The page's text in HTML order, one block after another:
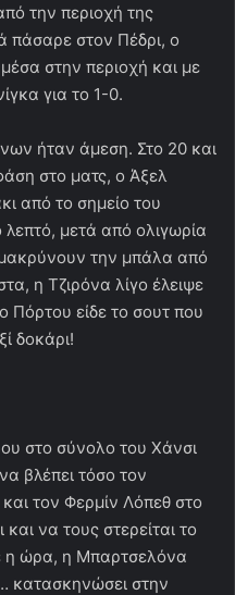
την περιοχή της
πάσαρε στον Πέδρι, ο
στην περιοχή και με
για το 1-0.
ήταν άμεση. Στο 20 και
στο ματς, ο Άξελ
από το σημείο του
μετά από ολιγωρία
την μπάλα από
η Τζιρόνα λίγο έλειψε
Πόρτου είδε το σουτ που
δοκάρι!
στο σύνολο του Χάνσι
βλέπει τόσο τον
τον Φερμίν Λόπεθ στο
να τους στερείται το
η ώρα, η Μπαρτσελόνα
κατασκηνώσει στην